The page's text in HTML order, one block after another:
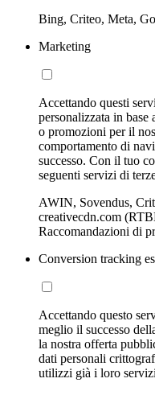
Bing, Criteo, Meta,
Marketing
Accettando questi
personalizzata in base
o promozioni per il
comportamento di
successo. Con il tuo
seguenti servizi di
AWIN, Sovendus,
creativecdn.com
Raccomandazioni di
Conversion tracking
Accettando questo
meglio il successo
la nostra offerta
dati personali
utilizzi già i loro